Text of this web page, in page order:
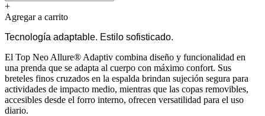
+
Agregar a carrito
Tecnología adaptable. Estilo sofisticado.
El Top Neo Allure® Adaptiv combina diseño y funcionalidad en
una prenda que se adapta al cuerpo con máximo confort. Sus
breteles finos cruzados en la espalda brindan sujeción segura para
actividades de impacto medio, mientras que las copas removibles,
accesibles desde el forro interno, ofrecen versatilidad para el uso
diario.